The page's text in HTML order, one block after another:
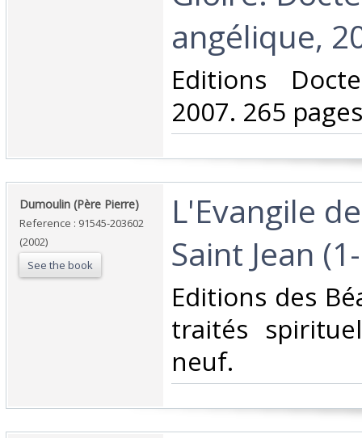
angélique,
‎Editions
2007. 265
‎Dumoulin (Père Pierre)‎
Reference : 91545-203602
(2002)
See the book
‎L'Evangile
Saint Jean
‎Editions des
traités
neuf.‎